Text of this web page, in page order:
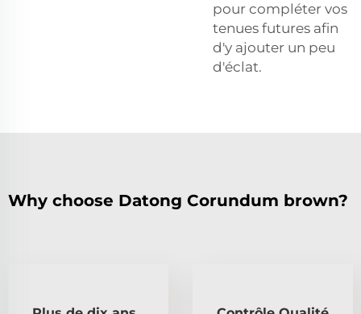
pour compléter vos
tenues futures afin
d'y ajouter un peu
d'éclat.
Why choose Datong Corundum brown?